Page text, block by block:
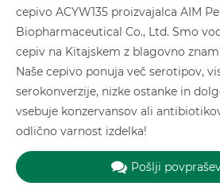
cepivo ACYW135 proizvajalca AIM
Biopharmaceutical Co., Ltd. Smo
cepiv na Kitajskem z blagovno
Naše cepivo ponuja več serotipov,
serokonverzije, nizke ostanke in
vsebuje konzervansov ali
odlično varnost izdelka!
Pošlji